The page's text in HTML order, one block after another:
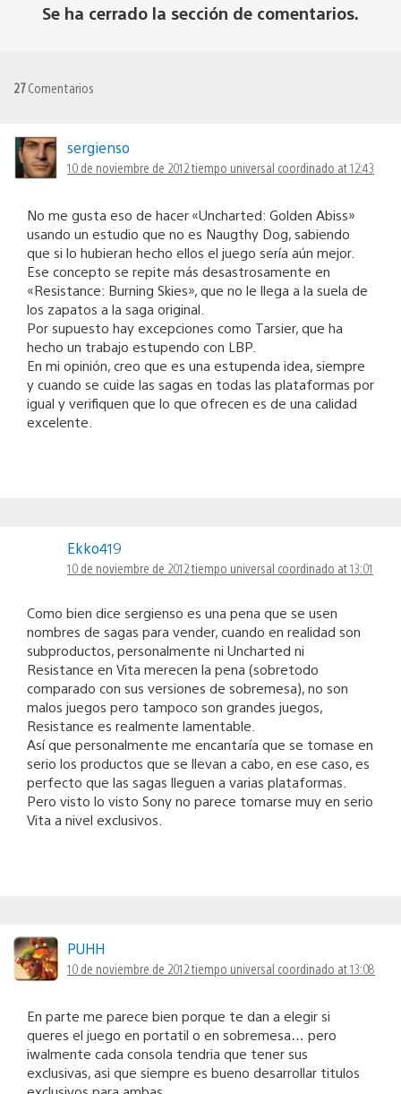
Se ha cerrado la sección de comentarios.
27Comentarios
sergienso
10 de noviembre de 2012 tiempo universal coordinado at 12:43
No me gusta eso de hacer «Uncharted: Golden Abiss»
usando un estudio que no es Naugthy Dog, sabiendo
que si lo hubieran hecho ellos el juego sería aún mejor.
Ese concepto se repite más desastrosamente en
«Resistance: Burning Skies», que no le llega a la suela de
los zapatos a la saga original.
Por supuesto hay excepciones como Tarsier, que ha
hecho un trabajo estupendo con LBP.
En mi opinión, creo que es una estupenda idea, siempre
y cuando se cuide las sagas en todas las plataformas por
igual y verifiquen que lo que ofrecen es de una calidad
excelente.
Ekko419
10 de noviembre de 2012 tiempo universal coordinado at 13:01
Como bien dice sergienso es una pena que se usen
nombres de sagas para vender, cuando en realidad son
subproductos, personalmente ni Uncharted ni
Resistance en Vita merecen la pena (sobretodo
comparado con sus versiones de sobremesa), no son
malos juegos pero tampoco son grandes juegos,
Resistance es realmente lamentable.
Así que personalmente me encantaría que se tomase en
serio los productos que se llevan a cabo, en ese caso, es
perfecto que las sagas lleguen a varias plataformas.
Pero visto lo visto Sony no parece tomarse muy en serio
Vita a nivel exclusivos.
PUHH
10 de noviembre de 2012 tiempo universal coordinado at 13:08
En parte me parece bien porque te dan a elegir si
queres el juego en portatil o en sobremesa… pero
iwalmente cada consola tendria que tener sus
exclusivas, asi que siempre es bueno desarrollar titulos